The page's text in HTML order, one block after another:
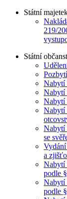
Státní
219/
Státní
Nabytí
Nabytí
Nabytí
Nabytí
Nabytí
se
a
Nabytí
podle
Nabytí
podle